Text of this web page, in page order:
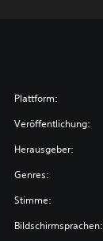
Plattform:
Veröffentlichung:
Herausgeber:
Genres:
Stimme:
Bildschirmsprachen: